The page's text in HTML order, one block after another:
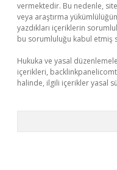
vermektedir. Bu nedenle,
veya araştırma
yazdıkları içeriklerin
bu sorumluluğu kabul etmiş
Hukuka ve yasal
içerikleri,
halinde, ilgili içerikler yasal